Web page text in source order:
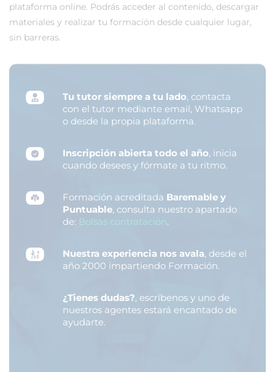
plataforma online. Podrás acceder al contenido, descargar
materiales y realizar tu formación desde cualquier lugar,
sin barreras.
Tu tutor siempre a tu lado, contacta
con el tutor mediante email, Whatsapp
o desde la propia plataforma.
Inscripción abierta todo el año, inicia
cuando desees y fórmate a tu ritmo.
Formación acreditada Baremable y
Puntuable, consulta nuestro apartado
de: Bolsas contratación.
Nuestra experiencia nos avala, desde el
año 2000 impartiendo Formación.
¿Tienes dudas?, escríbenos y uno de
nuestros agentes estará encantado de
ayudarte.